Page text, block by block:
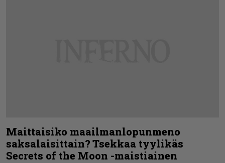
Maittaisiko maailmanlopunmeno
saksalaisittain? Tsekkaa tyylikäs
Secrets of the Moon -maistiainen